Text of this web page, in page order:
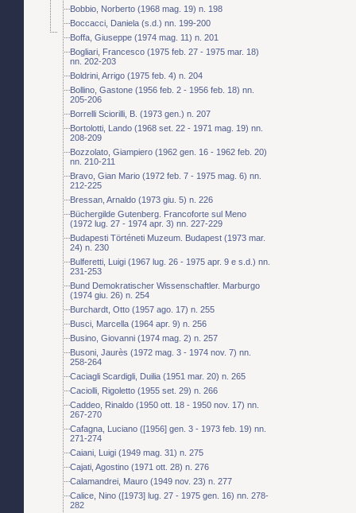
Bobbio, Norberto (1968 mag. 19) n. 198
Boccacci, Daniela (s.d.) nn. 199-200
Boffa, Giuseppe (1974 mag. 11) n. 201
Bogliari, Francesco (1975 feb. 27 - 1975 mar. 18)
nn. 202-203
Boldrini, Arrigo (1975 feb. 4) n. 204
Bollino, Gastone (1956 feb. 2 - 1956 feb. 18) nn.
205-206
Borrelli Sciorilli, B. (1973 gen.) n. 207
Bortolotti, Lando (1968 set. 22 - 1971 mag. 19) nn.
208-209
Bozzolato, Giampiero (1962 gen. 16 - 1962 feb. 20)
nn. 210-211
Bravo, Gian Mario (1972 feb. 7 - 1975 mag. 6) nn.
212-225
Bressan, Arnaldo (1973 giu. 5) n. 226
Büchergilde Gutenberg. Francoforte sul Meno
(1972 lug. 27 - 1974 apr. 3) nn. 227-229
Budapesti Történeti Muzeum. Budapest (1973 mar.
24) n. 230
Bulferetti, Luigi (1967 lug. 26 - 1975 apr. 9 e s.d.) nn.
231-253
Bund Demokratischer Wissenschaftler. Marburgo
(1974 giu. 26) n. 254
Burchardt, Otto (1957 ago. 17) n. 255
Busci, Marcella (1964 apr. 9) n. 256
Busino, Giovanni (1974 mag. 2) n. 257
Busoni, Jaurès (1972 mag. 3 - 1974 nov. 7) nn.
258-264
Caciagli Scardigli, Duilia (1951 mar. 20) n. 265
Caciolli, Rigoletto (1955 set. 29) n. 266
Caddeo, Rinaldo (1950 ott. 18 - 1950 nov. 17) nn.
267-270
Cafagna, Luciano ([1956] gen. 3 - 1973 feb. 19) nn.
271-274
Caiani, Luigi (1949 mag. 31) n. 275
Cajati, Agostino (1971 ott. 28) n. 276
Calamandrei, Mauro (1949 nov. 23) n. 277
Calice, Nino ([1973] lug. 27 - 1975 gen. 16) nn. 278-
282